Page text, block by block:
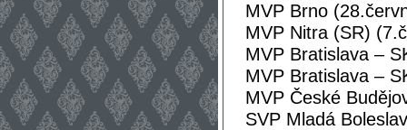
MVP Brno
MVP Nitra (SR)
MVP Bratislava –
MVP Bratislava –
MVP České
SVP Mladá